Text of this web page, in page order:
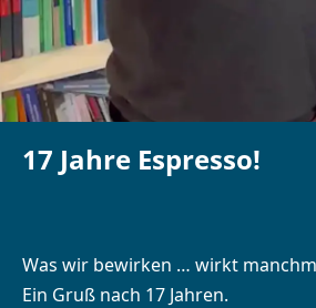
17 Jahre Espresso!
Was wir bewirken … wirkt
Ein Gruß nach 17 Jahren.